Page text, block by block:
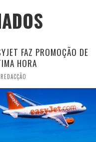
FAZ PROMOÇÃO DE
HORA
REDACÇÃO